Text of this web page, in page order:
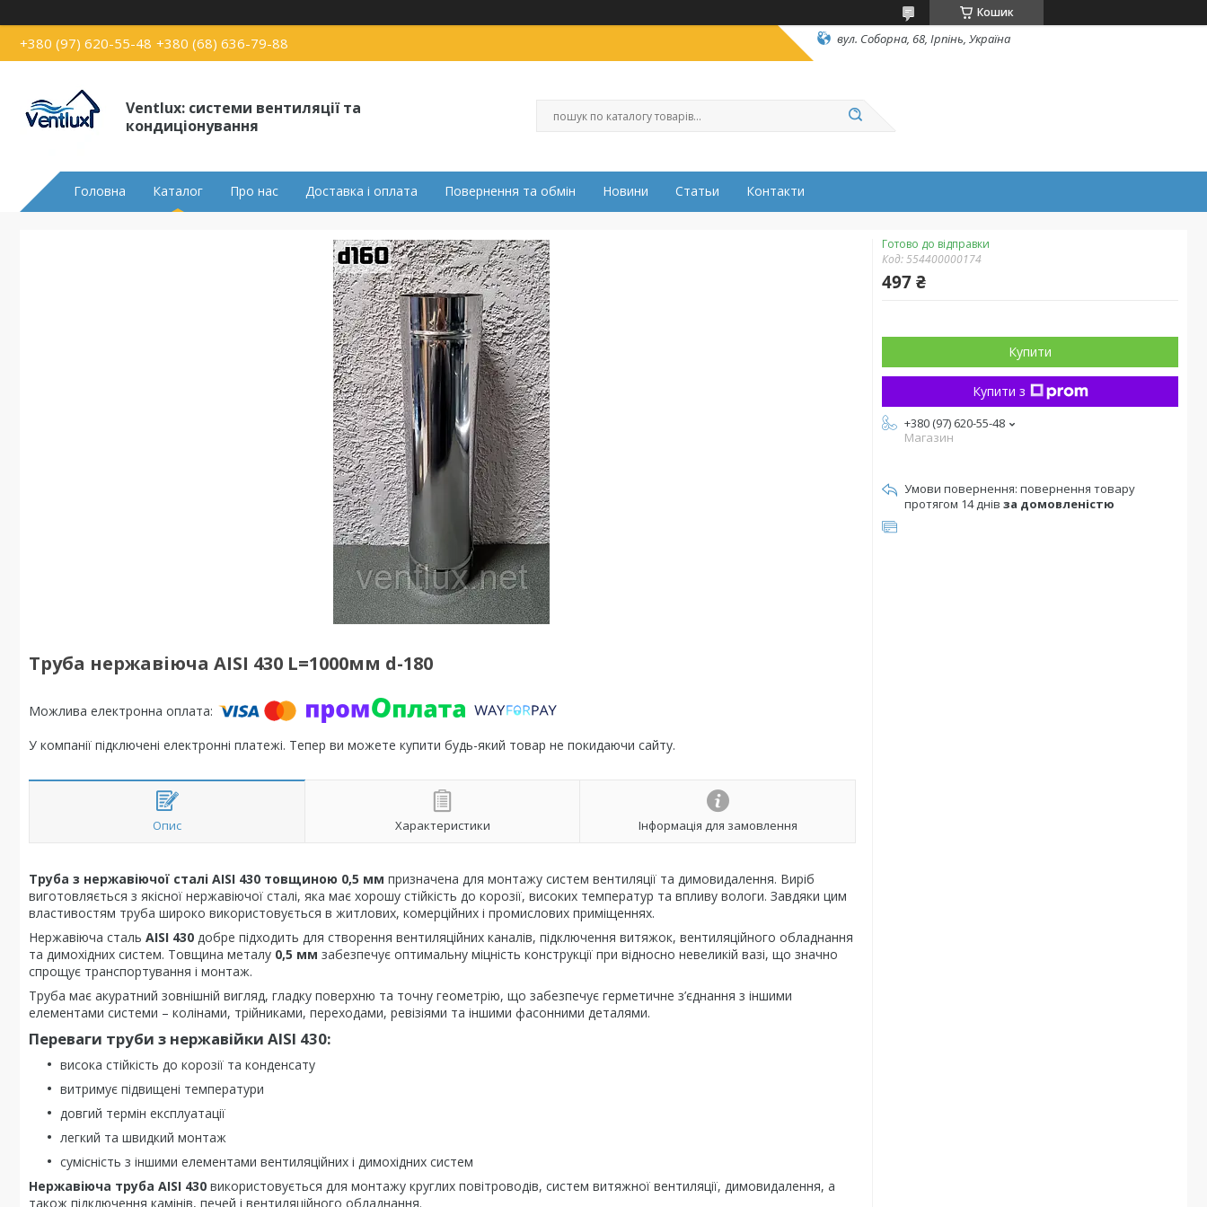
Кошик
+380 (97) 620-55-48 +380 (68) 636-79-88 вул. Соборна, 68, Ірпінь, Україна
Ventlux: системи вентиляції та
кондиціонування
Головна Каталог Про нас Доставка і оплата Повернення та обмін Новини Статьи Контакти
Труба нержавіюча AISI 430 L=1000мм d-180
У компанії підключені електронні платежі. Тепер ви можете купити будь-який товар не покидаючи сайту.
Опис Характеристики Інформація для замовлення
Труба з нержавіючої сталі AISI 430 товщиною 0,5 мм призначена для монтажу систем вентиляції та димовидалення. Виріб
виготовляється з якісної нержавіючої сталі, яка має хорошу стійкість до корозії, високих температур та впливу вологи. Завдяки цим
властивостям труба широко використовується в житлових, комерційних і промислових приміщеннях.
Нержавіюча сталь AISI 430 добре підходить для створення вентиляційних каналів, підключення витяжок, вентиляційного обладнання
та димохідних систем. Товщина металу 0,5 мм забезпечує оптимальну міцність конструкції при відносно невеликій вазі, що значно
спрощує транспортування і монтаж.
Труба має акуратний зовнішній вигляд, гладку поверхню та точну геометрію, що забезпечує герметичне з’єднання з іншими
елементами системи – колінами, трійниками, переходами, ревізіями та іншими фасонними деталями.
Переваги труби з нержавійки AISI 430:
висока стійкість до корозії та конденсату
витримує підвищені температури
довгий термін експлуатації
легкий та швидкий монтаж
сумісність з іншими елементами вентиляційних і димохідних систем
Нержавіюча труба AISI 430 використовується для монтажу круглих повітроводів, систем витяжної вентиляції, димовидалення, а
також підключення камінів, печей і вентиляційного обладнання.
Готово до відправки
Код:554400000174
497 ₴
Купити
Купити з
+380 (97) 620-55-48
Магазин
повернення товару
протягом 14 днів за домовленістю